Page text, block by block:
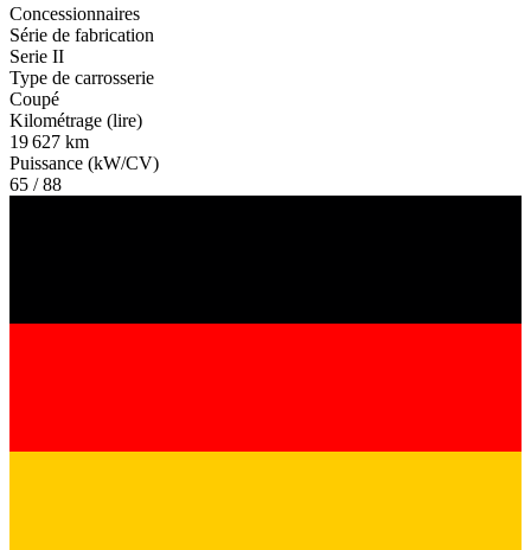
Concessionnaires
Série de fabrication
Serie II
Type de carrosserie
Coupé
Kilométrage (lire)
19 627 km
Puissance (kW/CV)
65 / 88